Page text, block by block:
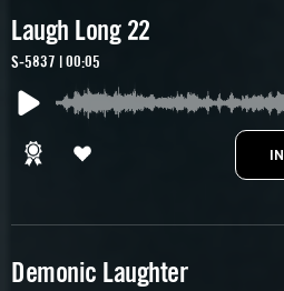
Laugh Long 22
S-5837 | 00:05
Demonic Laughter